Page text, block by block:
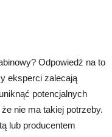
Odpowiedź na to
eksperci zalecają
potencjalnych
nie ma takiej potrzeby.
lub producentem